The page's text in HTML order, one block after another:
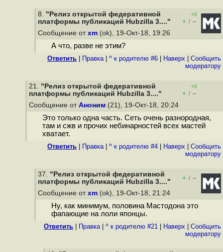
8. "Релиз открытой федеративной
платформы публикаций Hubzilla 3...."
+2
+ / –
Сообщение от xm (ok), 19-Окт-18, 19:26
А что, разве не этим?
Ответить Правка| ^ к родителю #6 Наверх
Cообщить
модератору
21. "Релиз открытой федеративной
платформы публикаций Hubzilla 3...."
+2
+ / –
Сообщение от Аноним (21), 19-Окт-18, 20:24
Это только одна часть. Сеть очень разнородная,
там и сжв и прочих небинарностей всех мастей
хватает.
Ответить Правка| ^ к родителю #4 Наверх
Cообщить
модератору
37. "Релиз открытой федеративной
платформы публикаций Hubzilla 3...."
+ / –
Сообщение от xm (ok), 19-Окт-18, 21:24
Ну, как минимум, половина Мастодона это
фапающие на лоли японцы.
Ответить Правка| ^ к родителю #21 Наверх
Cообщить
модератору